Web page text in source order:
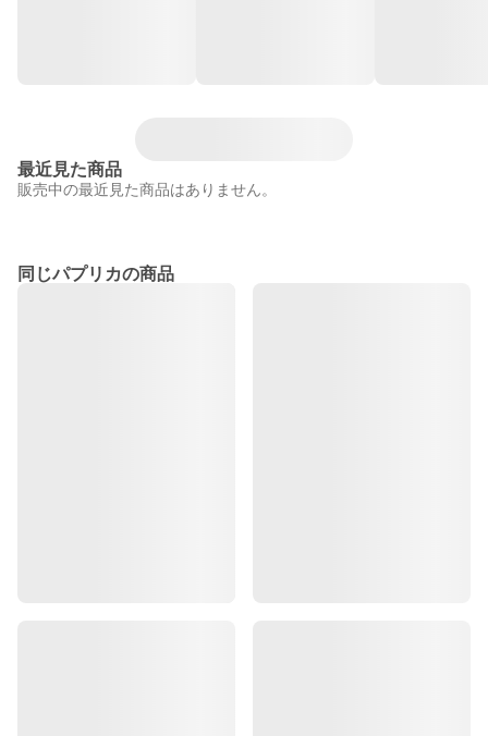
最近見た商品
販売中の最近見た商品はありません。
同じパプリカの商品